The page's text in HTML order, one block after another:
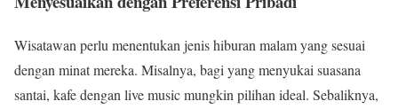
Wisatawan perlu menentukan jenis hiburan malam yang sesuai
dengan minat mereka. Misalnya, bagi yang menyukai suasana
santai, kafe dengan live music mungkin pilihan ideal. Sebaliknya,